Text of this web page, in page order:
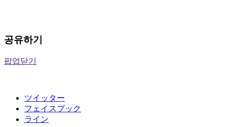
공유하기
팝업닫기
ツイッター
フェイスブック
ライン